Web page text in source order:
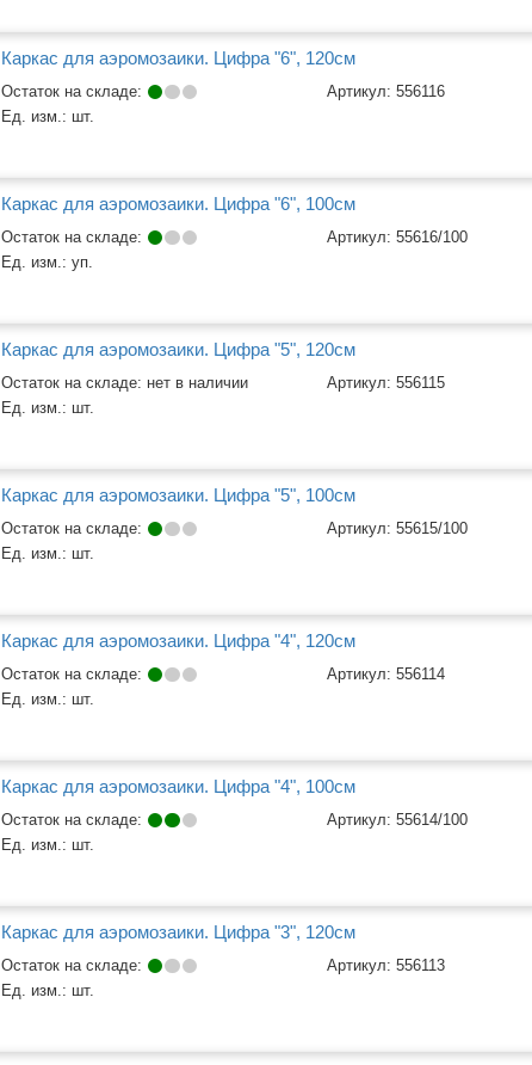
Каркас для аэромозаики. Цифра "6", 120см
Остаток на складе: Артикул:556116
Ед. изм.: шт.
Каркас для аэромозаики. Цифра "6", 100см
Остаток на складе: Артикул:55616/100
Ед. изм.: уп.
Каркас для аэромозаики. Цифра "5", 120см
Остаток на складе: нет в наличии Артикул:556115
Ед. изм.: шт.
Каркас для аэромозаики. Цифра "5", 100см
Остаток на складе: Артикул:55615/100
Ед. изм.: шт.
Каркас для аэромозаики. Цифра "4", 120см
Остаток на складе: Артикул:556114
Ед. изм.: шт.
Каркас для аэромозаики. Цифра "4", 100см
Остаток на складе: Артикул:55614/100
Ед. изм.: шт.
Каркас для аэромозаики. Цифра "3", 120см
Остаток на складе: Артикул:556113
Ед. изм.: шт.